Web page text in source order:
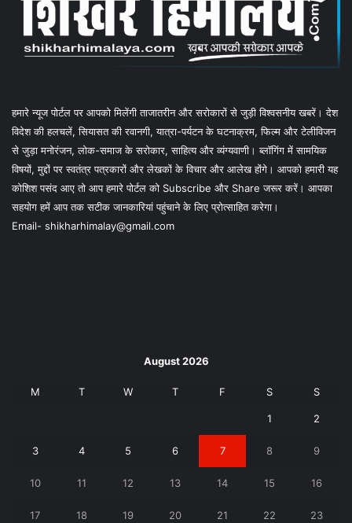
हमारे न्यूज पोर्टल पर आपको मिलेंगी ताजातरीन और सरोकारों से जुड़ी विश्वसनीय खबरें। देश
विदेश की हलचलें, सियासत की रवानगी, यात्रा-पर्यटन के घटनाक्रम, फिल्म और टेलीविजन
से जुड़ा मनोरंजन, लोक-समाज के सरोकार, साहित्य और व्यंग्यवाणी। ब्लॉगिंग में सामयिक
विषयों, मुद्दों पर स्वतंत्र पत्रकारों और लेखकों के विचार और आलेख होंगे। आपको हमारी यह
कोशिश पसंद आए तो आप हमारे पोर्टल को Subscribe और Share जरूर करें। आपका
सहयोग हमें आप तक सटीक जानकारियां पहुंचाने के लिए प्रोत्साहित करेगा।
Email- shikharhimalay@gmail.com
August 2026
M T W T F S S
1 2
3 4 5 6 7 8 9
10 11 12 13 14 15 16
17 18 19 20 21 22 23